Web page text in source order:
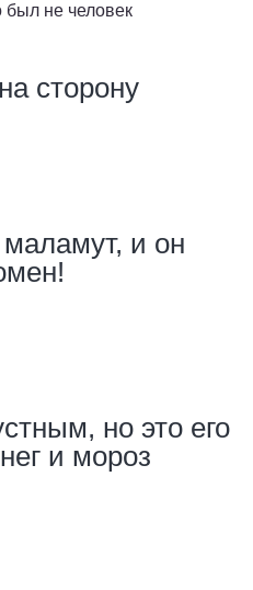
был не человек
сторону
и он
но это его
и мороз